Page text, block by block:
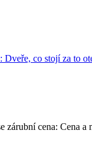
Dveře, co stojí za to
zárubní cena: Cena a